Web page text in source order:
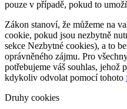
pouze v případě, pokud to
Zákon stanoví, že můžeme na
cookie, pokud jsou nezbytně
sekce Nezbytné cookies), a to
oprávněného zájmu. Pro
potřebujeme váš souhlas, jehož
kdykoliv odvolat pomocí tohoto
Druhy cookies